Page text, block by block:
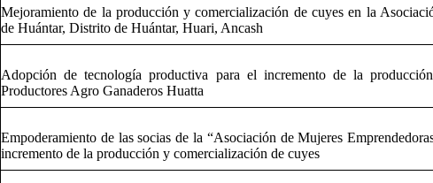
Mejoramiento de la producción y comercialización de cuyes en la
de Huántar, Distrito de Huántar, Huari, Ancash
Adopción de tecnología productiva para el incremento de la
Productores Agro Ganaderos Huatta
Empoderamiento de las socias de la “Asociación de Mujeres
incremento de la producción y comercialización de cuyes